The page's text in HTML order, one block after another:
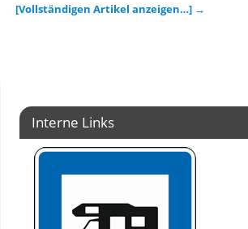
[Vollständigen Artikel anzeigen…] →
Interne Links